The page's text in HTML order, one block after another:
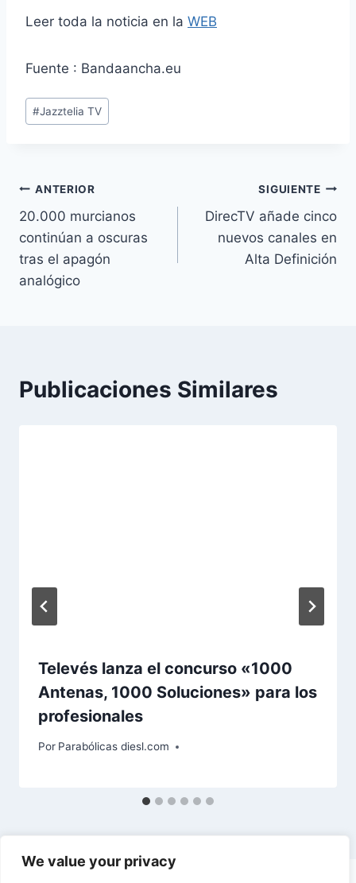
We value your privacy
Leer toda la noticia en la WEB
Fuente : Bandaancha.eu
Etiquetas
de
#Jazztelia TV
Navegación
de
entradas
ANTERIOR
20.000 murcianos
continúan a oscuras
tras el apagón
analógico
SIGUIENTE
DirecTV añade cinco
nuevos canales en
Alta Definición
Publicaciones Similares
Televés lanza el concurso «1000
Antenas, 1000 Soluciones» para los
profesionales
Por Parabólicas diesl.com